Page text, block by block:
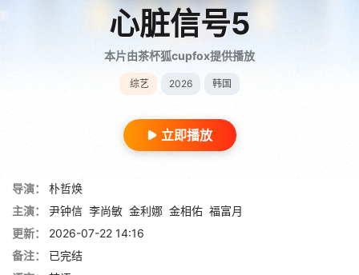
心脏信号5
本片由茶杯狐cupfox提供播放
综艺 2026 韩国
立即播放
导演：
朴哲焕
主演：
尹钟信 李尚敏 金利娜 金相佑 福富月
更新：
2026-07-22 14:16
备注：
已完结